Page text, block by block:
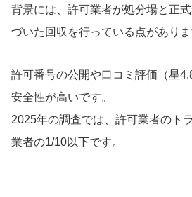
背景には、許可業者が処分場と正
づいた回収を行っている点がありま
許可番号の公開や口コミ評価（星
安全性が高いです。
2025年の調査では、許可業者のト
業者の1/10以下です。